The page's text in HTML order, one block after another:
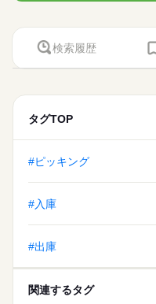
検索履歴
タグTOP
#ピッキング
#入庫
#出庫
関連するタグ